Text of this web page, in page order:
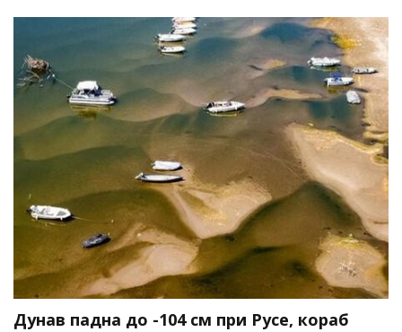
Дунав падна до -104 см при Русе, кораб